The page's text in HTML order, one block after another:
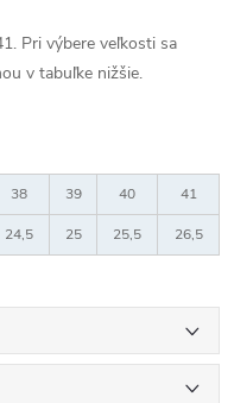
Pri výbere veľkosti sa
v tabuľke nižšie.
38 39 40 41
24,5 25 25,5 26,5